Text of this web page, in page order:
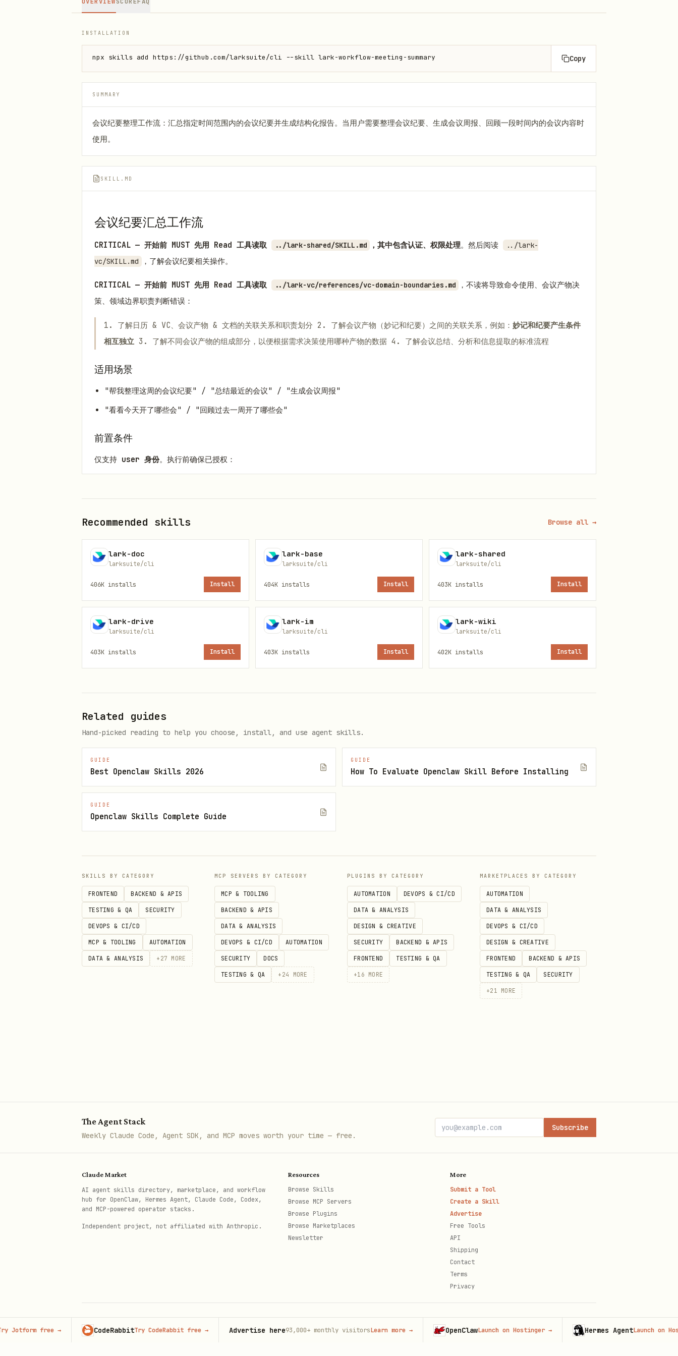
INSTALLATION
npx skills add https://github.com/larksuite/cli --skill lark-workflow-meeting-summary Copy
SUMMARY
会议纪要整理工作流：汇总指定时间范围内的会议纪要并生成结构化报告。当用户需要整理会议纪要、生成会议周报、回顾一段时间内的会议内容时
使用。
SKILL.MD
会议纪要汇总工作流
CRITICAL — 开始前 MUST 先用 Read 工具读取 ../lark-shared/SKILL.md ，其中包含认证、权限处理。然后阅读
../lark-
vc/SKILL.md
，了解会议纪要相关操作。
CRITICAL — 开始前 MUST 先用 Read 工具读取 ../lark-vc/references/vc-domain-boundaries.md
，不读将导致命令使用、会议产物决
策、领域边界职责判断错误：
1. 了解日历 & VC、会议产物 & 文档的关联关系和职责划分 2. 了解会议产物（妙记和纪要）之间的关联关系，例如： 妙记和纪要产生条件
相互独立 3. 了解不同会议产物的组成部分，以便根据需求决策使用哪种产物的数据 4. 了解会议总结、分析和信息提取的标准流程
适用场景
"帮我整理这周的会议纪要" / "总结最近的会议" / "生成会议周报"
"看看今天开了哪些会" / "回顾过去一周开了哪些会"
前置条件
仅支持 user 身份。执行前确保已授权：
{时间范围} ─► vc +search ──► 会议列表 (meeting_ids)
                   ▼
               vc +notes ──► 纪要文档 tokens
                   ▼
               结构化报告
默认 过去 7 天。推断规则："今天"→当天，"这周"→本周一~now，"上周"→上周一~上周日，"这个月"→1日~now。
8601）。
lark-cli vc +search --start "<YYYY-MM-DD>" --end "<YYYY-MM-DD>" --format json --page-size 30
时间范围拆分：搜索的时间范围最大为 1 个月。搜索更长时间范围的会议，需要拆分为多次时间范围为一个月查询。
--end 为 包含当天的日期（即查"今天"时 start 和 end 都填今天）
--format json 输出 JSON 格式，你更佳擅长解析 JSON 数据。
每页最多 30 条。
单次最多查询 50 个纪要信息，超过 50 个需分批调用。
逐字稿路由按 note_display_type （详见 vc-domain-boundaries.md 的 Note 域）： -
：逐字稿是独立文档，链接/
正文走 verbatim_doc_token 。 - unified ：逐字稿不是独立文档 ，没有可分享的逐字稿文档链接；需要逐字稿内容时用
（lark-note）拉取到本地，报告中标注"unified 纪要"即可。
Recommended skills Browse all →
lark-doc
larksuite/cli
406K installs Install
lark-base
larksuite/cli
404K installs Install
lark-shared
larksuite/cli
403K installs Install
lark-drive
larksuite/cli
403K installs Install
lark-im
larksuite/cli
403K installs Install
lark-wiki
larksuite/cli
402K installs Install
Related guides
Hand-picked reading to help you choose, install, and use agent skills.
GUIDE
Best Openclaw Skills 2026
GUIDE
How To Evaluate Openclaw Skill Before Installing
GUIDE
Openclaw Skills Complete Guide
SKILLS BY CATEGORY
FRONTEND BACKEND & APIS
TESTING & QA SECURITY
DEVOPS & CI/CD
MCP & TOOLING AUTOMATION
DATA & ANALYSIS + 27 MORE
MCP SERVERS BY CATEGORY
MCP & TOOLING
BACKEND & APIS
DATA & ANALYSIS
DEVOPS & CI/CD AUTOMATION
SECURITY DOCS
TESTING & QA + 24 MORE
PLUGINS BY CATEGORY
AUTOMATION DEVOPS & CI/CD
DATA & ANALYSIS
DESIGN & CREATIVE
SECURITY BACKEND & APIS
FRONTEND TESTING & QA
+16 MORE
MARKETPLACES BY CATEGORY
AUTOMATION
DATA & ANALYSIS
DEVOPS & CI/CD
DESIGN & CREATIVE
FRONTEND BACKEND & APIS
TESTING & QA SECURITY
+21 MORE
The Agent Stack
Weekly Claude Code, Agent SDK, and MCP moves worth your time — free.
Subscribe
Claude Market
AI agent skills directory, marketplace, and workflow
hub for OpenClaw, Hermes Agent, Claude Code, Codex,
and MCP-powered operator stacks.
Independent project, not affiliated with Anthropic.
Resources
Browse Skills
Browse MCP Servers
Browse Plugins
Browse Marketplaces
Newsletter
More
Submit a Tool
Create a Skill
Advertise
Free Tools
API
Shipping
Contact
Terms
Privacy
© 2026 Claude Market · Not affiliated with
free→ CodeRabbitTry CodeRabbit free→ Advertise here93,000+monthly visitorsLearn more→ OpenClawLaunch on Hostinger→ Hermes Agent Launch on Hostinger